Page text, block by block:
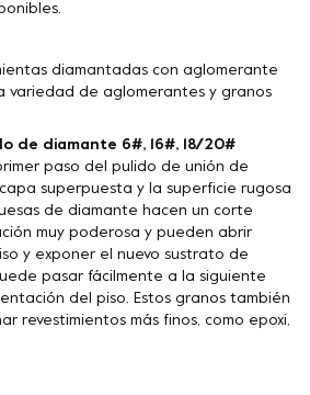
diamantadas con aglomerante
variedad de aglomerantes y granos
de diamante 6#, 16#, 18/20#
paso del pulido de unión de
superpuesta y la superficie rugosa
de diamante hacen un corte
muy poderosa y pueden abrir
y exponer el nuevo sustrato de
pasar fácilmente a la siguiente
del piso. Estos granos también
revestimientos más finos, como epoxi,